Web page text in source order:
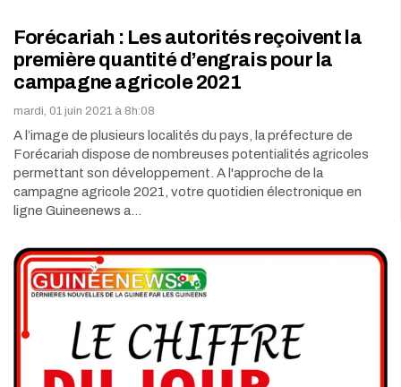
Forécariah : Les autorités reçoivent la
première quantité d’engrais pour la
campagne agricole 2021
mardi, 01 juin 2021 à 8h:08
A l’image de plusieurs localités du pays, la préfecture de
Forécariah dispose de nombreuses potentialités agricoles
permettant son développement. A l'approche de la
campagne agricole 2021, votre quotidien électronique en
ligne Guineenews a…